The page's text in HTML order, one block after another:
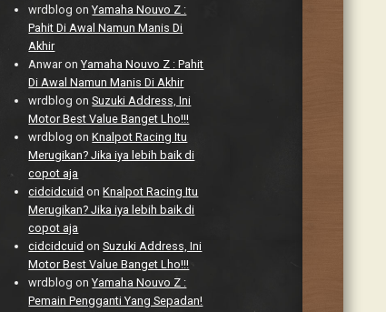
wrdblog onYamaha Nouvo Z :
Pahit Di Awal Namun Manis Di
Akhir
Anwar onYamaha Nouvo Z : Pahit
Di Awal Namun Manis Di Akhir
wrdblog onSuzuki Address, Ini
Motor Best Value Banget Lho!!!
wrdblog onKnalpot Racing Itu
Merugikan? Jika iya lebih baik di
copot aja
cidcidcuid onKnalpot Racing Itu
Merugikan? Jika iya lebih baik di
copot aja
cidcidcuid onSuzuki Address, Ini
Motor Best Value Banget Lho!!!
wrdblog onYamaha Nouvo Z :
Pemain Pengganti Yang Sepadan!